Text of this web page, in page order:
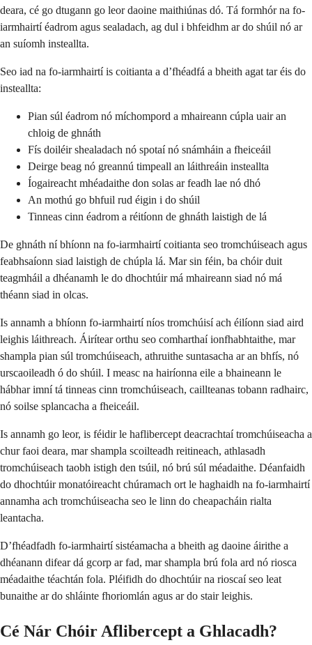
deara, cé go dtugann go leor daoine maithiúnas dó. Tá formhór na fo-
iarmhairtí éadrom agus sealadach, ag dul i bhfeidhm ar do shúil nó ar
an suíomh insteallta.
Seo iad na fo-iarmhairtí is coitianta a d’fhéadfá a bheith agat tar éis do
insteallta:
Pian súl éadrom nó míchompord a mhaireann cúpla uair an
chloig de ghnáth
Fís doiléir shealadach nó spotaí nó snámháin a fheiceáil
Deirge beag nó greannú timpeall an láithreáin insteallta
Íogaireacht mhéadaithe don solas ar feadh lae nó dhó
An mothú go bhfuil rud éigin i do shúil
Tinneas cinn éadrom a réitíonn de ghnáth laistigh de lá
De ghnáth ní bhíonn na fo-iarmhairtí coitianta seo tromchúiseach agus
feabhsaíonn siad laistigh de chúpla lá. Mar sin féin, ba chóir duit
teagmháil a dhéanamh le do dhochtúir má mhaireann siad nó má
théann siad in olcas.
Is annamh a bhíonn fo-iarmhairtí níos tromchúisí ach éilíonn siad aird
leighis láithreach. Áirítear orthu seo comharthaí ionfhabhtaithe, mar
shampla pian súl tromchúiseach, athruithe suntasacha ar an bhfís, nó
urscaoileadh ó do shúil. I measc na hairíonna eile a bhaineann le
hábhar imní tá tinneas cinn tromchúiseach, caillteanas tobann radhairc,
nó soilse splancacha a fheiceáil.
Is annamh go leor, is féidir le haflibercept deacrachtaí tromchúiseacha a
chur faoi deara, mar shampla scoilteadh reitineach, athlasadh
tromchúiseach taobh istigh den tsúil, nó brú súl méadaithe. Déanfaidh
do dhochtúir monatóireacht chúramach ort le haghaidh na fo-iarmhairtí
annamha ach tromchúiseacha seo le linn do cheapacháin rialta
leantacha.
D’fhéadfadh fo-iarmhairtí sistéamacha a bheith ag daoine áirithe a
dhéanann difear dá gcorp ar fad, mar shampla brú fola ard nó riosca
méadaithe téachtán fola. Pléifidh do dhochtúir na rioscaí seo leat
bunaithe ar do shláinte fhoriomlán agus ar do stair leighis.
Cé Nár Chóir Aflibercept a Ghlacadh?